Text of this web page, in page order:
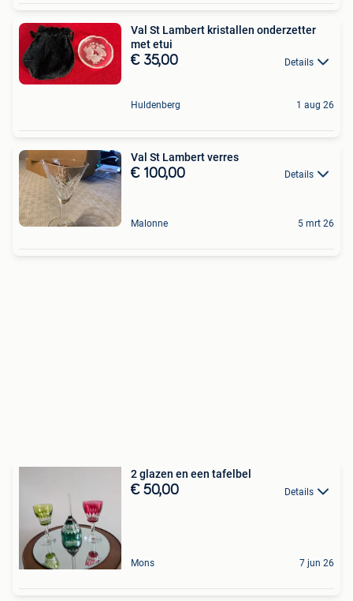
Val St Lambert kristallen onderzetter
met etui
€ 35,00 Details
Huldenberg 1 aug 26
Val St Lambert verres
€ 100,00 Details
Malonne 5 mrt 26
2 glazen en een tafelbel
€ 50,00 Details
Mons 7 jun 26